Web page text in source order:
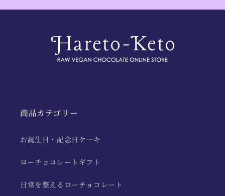
商品カテゴリー
お誕生日・記念日ケーキ
ローチョコレートギフト
日常を整えるローチョコレート